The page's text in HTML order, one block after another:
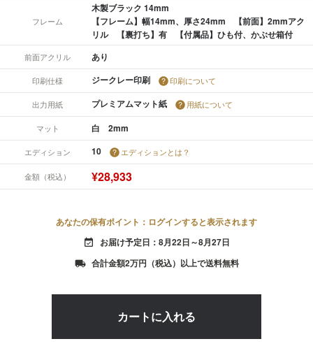
フレーム
木製ブラック 14mm
【フレーム】幅14mm、厚さ24mm 【前面】2mmアク
リル 【裏打ち】有 【付属品】ひも付、かぶせ箱付
前面アクリル あり
印刷仕様 ジークレー印刷 印刷について
出力用紙 プレミアムマット紙 用紙について
マット 白 2mm
エディション 10 エディションとは？
金額（税込） ¥28,933
あなたの保有ポイント：ログインすると表示されます
event_available お届け予定日：8月22日～8月27日
local_shipping 合計金額2万円（税込）以上で送料無料